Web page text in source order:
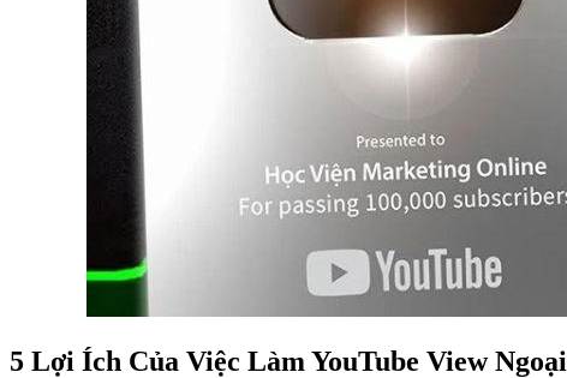
5 Lợi Ích Của Việc Làm YouTube View Ngoại